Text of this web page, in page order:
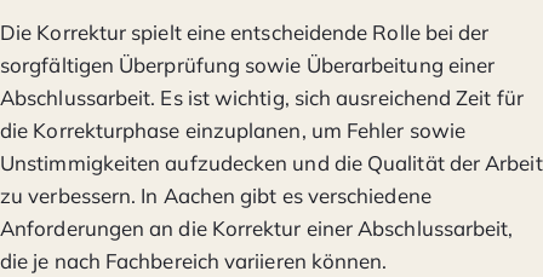
Die Korrektur spielt eine entscheidende Rolle bei der
sorgfältigen Überprüfung sowie Überarbeitung einer
Abschlussarbeit. Es ist wichtig, sich ausreichend Zeit für
die Korrekturphase einzuplanen, um Fehler sowie
Unstimmigkeiten aufzudecken und die Qualität der Arbeit
zu verbessern. In Aachen gibt es verschiedene
Anforderungen an die Korrektur einer Abschlussarbeit,
die je nach Fachbereich variieren können.